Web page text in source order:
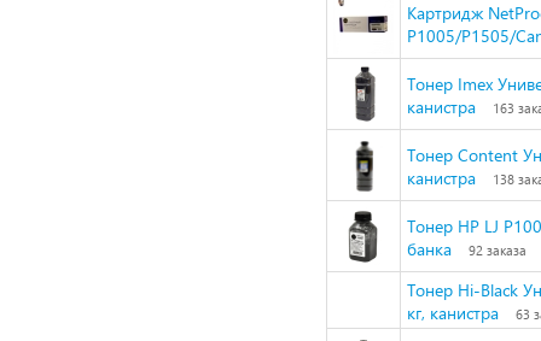
Картридж
P1005/P1505/
Тонер Imex
канистра
163
Тонер Content
канистра
138
Тонер HP LJ
банка
92 заказа
Тонер Hi-Black
кг, канистра
63